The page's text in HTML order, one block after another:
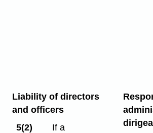
Liability of directors
and officers
5(2)
If a